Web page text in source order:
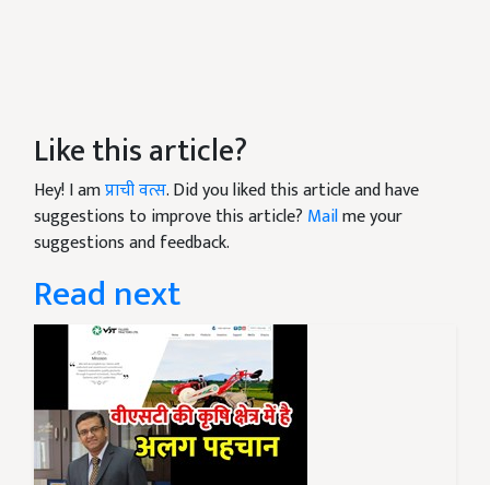
Like this article?
Hey! I amप्राची वत्स. Did you liked this article and have
suggestions to improve this article? Mailme your
suggestions and feedback.
Read next